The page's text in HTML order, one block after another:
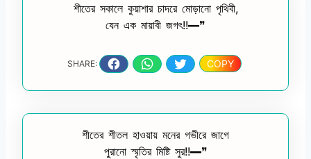
শীতের সকালে কুয়াশার চাদরে মোড়ানো পৃথিবী,
যেন এক মায়াবী জগৎ!!━❞
SHARE: COPY
শীতের শীতল হাওয়ায় মনের গভীরে জাগে
পুরানো স্মৃতির মিষ্টি সুর!!━❞